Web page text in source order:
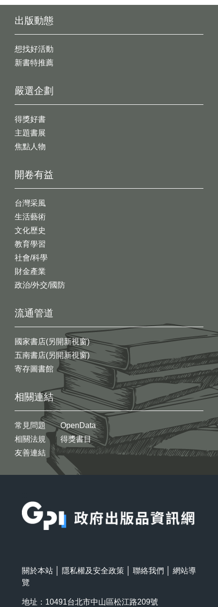
出版動態
想找好活動
新書特推薦
開卷有益
台灣采風
生活藝術
文化歷史
教育學習
社會/科學
財金產業
政治/外交/國防
嚴選企劃
得獎好書
主題書展
焦點人物
流通管道
國家書店(另開新視窗)
五南書店(另開新視窗)
寄存圖書館
相關連結
常見問題
相關法規
友善連結
OpenData
得獎書目
關於本站 隱私權及安全政策 聯絡我們
網站導
覽
地址：10491台北市中山區松江路209號